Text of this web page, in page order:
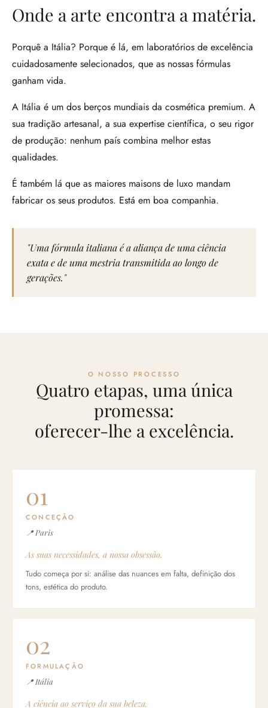
Onde a arte encontra a matéria.
Porquê a Itália? Porque é lá, em laboratórios de excelência
cuidadosamente selecionados, que as nossas fórmulas
ganham vida.
A Itália é um dos berços mundiais da cosmética premium. A
sua tradição artesanal, a sua expertise científica, o seu rigor
de produção: nenhum país combina melhor estas
qualidades.
É também lá que as maiores maisons de luxo mandam
fabricar os seus produtos. Está em boa companhia.
"Uma fórmula italiana é a aliança de uma ciência
exata e de uma mestria transmitida ao longo de
gerações."
O NOSSO PROCESSO
Quatro etapas, uma única
promessa:
oferecer-lhe a excelência.
01
CONCEÇÃO
📍 Paris
As suas necessidades, a nossa obsessão.
Tudo começa por si: análise das nuances em falta, definição dos
tons, estética do produto.
02
FORMULAÇÃO
📍 Itália
A ciência ao serviço da sua beleza.